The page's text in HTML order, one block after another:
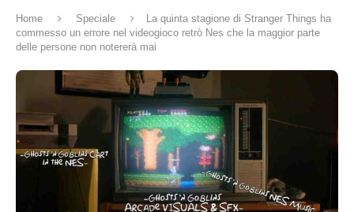
Home Speciale
La quinta stagione di Stranger Things ha
commesso un errore nel videogioco retrò Nes che la maggior parte
delle persone non notererà mai